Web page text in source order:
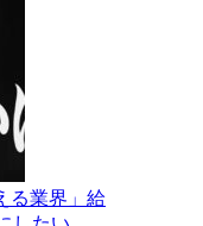
る業界」給